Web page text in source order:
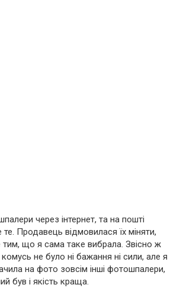
через інтернет, та на пошті
Продавець відмовилася їх міняти,
тим, що я сама таке вибрала. Звісно ж
не було ні бажання ні сили, але я
на фото зовсім інші фотошпалери,
був і якість краща.